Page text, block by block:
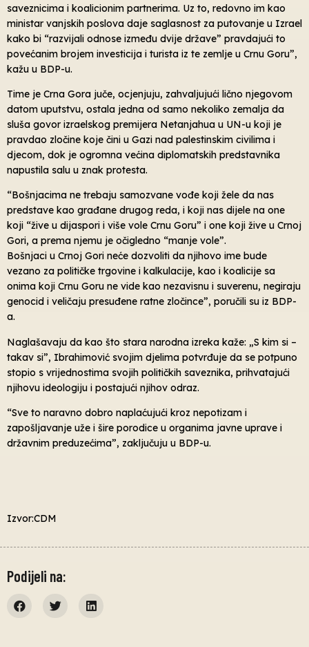
saveznicima i koalicionim partnerima. Uz to, redovno im kao
ministar vanjskih poslova daje saglasnost za putovanje u Izrael
kako bi “razvijali odnose između dvije države” pravdajući to
povećanim brojem investicija i turista iz te zemlje u Crnu Goru”,
kažu u BDP-u.
Time je Crna Gora juče, ocjenjuju, zahvaljujući lično njegovom
datom uputstvu, ostala jedna od samo nekoliko zemalja da
sluša govor izraelskog premijera Netanjahua u UN-u koji je
pravdao zločine koje čini u Gazi nad palestinskim civilima i
djecom, dok je ogromna većina diplomatskih predstavnika
napustila salu u znak protesta.
“Bošnjacima ne trebaju samozvane vođe koji žele da nas
predstave kao građane drugog reda, i koji nas dijele na one
koji “žive u dijaspori i više vole Crnu Goru” i one koji žive u Crnoj
Gori, a prema njemu je očigledno “manje vole”.
Bošnjaci u Crnoj Gori neće dozvoliti da njihovo ime bude
vezano za političke trgovine i kalkulacije, kao i koalicije sa
onima koji Crnu Goru ne vide kao nezavisnu i suverenu, negiraju
genocid i veličaju presuđene ratne zločince”, poručili su iz BDP-
a.
Naglašavaju da kao što stara narodna izreka kaže: „S kim si –
takav si”, Ibrahimović svojim djelima potvrđuje da se potpuno
stopio s vrijednostima svojih političkih saveznika, prihvatajući
njihovu ideologiju i postajući njihov odraz.
“Sve to naravno dobro naplaćujući kroz nepotizam i
zapošljavanje uže i šire porodice u organima javne uprave i
državnim preduzećima”, zaključuju u BDP-u.
Izvor:CDM
Podijeli na: